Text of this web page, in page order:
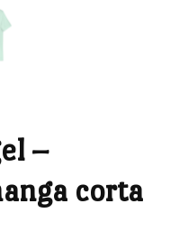
–
corta